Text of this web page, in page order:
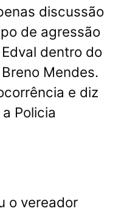
discussão
de agressão
dentro do
Mendes.
e diz
Policia
o vereador